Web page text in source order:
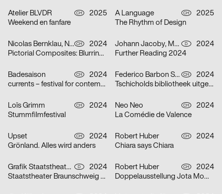
Atelier BLVDR CH
2025
Weekend en fanfare
A Language CH
2025
The Rhythm of Design
Nicolas Bernklau, Nina Flaitz CH
2024
Pictorial Composites: Blurring Boundaries – Ambiguous Realities
Johann Jacoby, Mark van Leeuwen D
2024
Further Reading 2024
Badesaison CH
2024
currents – festival for contemporary music
Federico Barbon Studio CH
2024
Tschicholds bibliotheek uitgepakt
Loïs Grimm CH
2024
Stummfilmfestival
Neo Neo CH
2024
La Comédie de Valence
Upset CH
2024
Grönland. Alles wird anders
Robert Huber CH
2024
Chiara says Chiara
Grafik Staatstheater Braunschweig, Running Water Creative Group, Studio Max Kuwertz D
2024
Staatstheater Braunschweig „Die Hölle ist leer, alle Teufel sind hier“
Robert Huber CH
2024
Doppelausstellung Jota Mombaça & Steffani Jemison